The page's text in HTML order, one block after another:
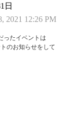
日
2021 12:26 PM
ったイベントは
のお知らせをして